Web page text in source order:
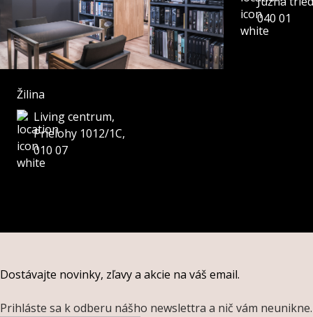
Žilina
Living centrum,
Prielohy 1012/1C,
010 07
040 01
Dostávajte novinky, zľavy a akcie na váš email.
Prihláste sa k odberu nášho newslettra a nič vám neunikne.